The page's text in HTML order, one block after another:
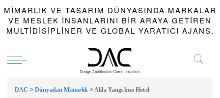
MIMARLIK VE TASARIM DÜNYASINDA MARKALAR
VE MESLEK INSANLARINI BIR ARAYA GETIREN
MULTIDISIPLINER VE GLOBAL YARATICI AJANS.
DAC > Dünyadan Mimarlık > Alila Yangshuo Hotel